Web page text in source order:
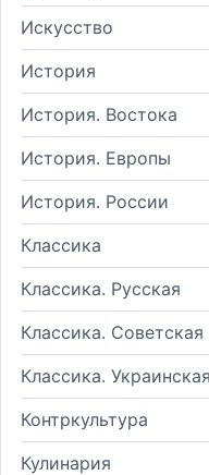
Искусство
История
История. Востока
История. Европы
История. России
Классика
Классика. Русская
Классика. Советская
Классика. Украинская
Контркультура
Кулинария